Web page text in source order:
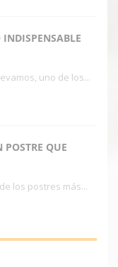
uno de los...
POSTRE QUE
los postres más...